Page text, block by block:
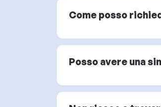
Come posso
Posso avere una